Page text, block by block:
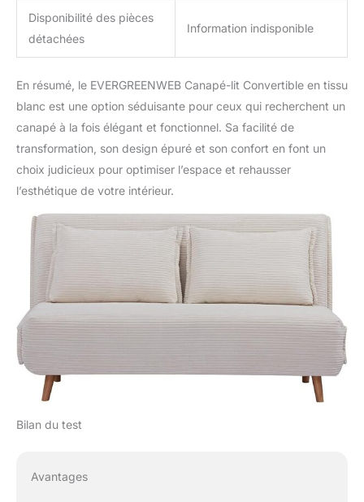
Disponibilité des pièces
détachées
Information indisponible
En résumé, le EVERGREENWEB Canapé-lit Convertible en tissu
blanc est une option séduisante pour ceux qui recherchent un
canapé à la fois élégant et fonctionnel. Sa facilité de
transformation, son design épuré et son confort en font un
choix judicieux pour optimiser l’espace et rehausser
l’esthétique de votre intérieur.
Bilan du test
Avantages